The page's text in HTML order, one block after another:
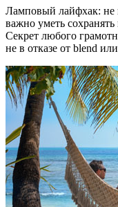
Ламповый лайфхак: не
важно уметь
Секрет любого
не в отказе от blend